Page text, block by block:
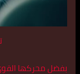
بفضل محركها